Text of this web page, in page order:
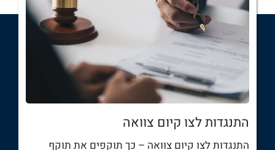
התנגדות לצו קיום צוואה
התנגדות לצו קיום צוואה – כך תוקפים את תוקף